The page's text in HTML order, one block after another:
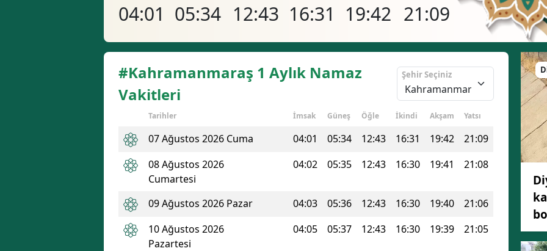
04:01 05:34 12:43 16:31 19:42 21:09
#Kahramanmaraş 1 Aylık Namaz
Vakitleri
Şehir Seçiniz
Tarihler İmsak Güneş Öğle İkindi Akşam Yatsı
07 Ağustos 2026 Cuma 04:01 05:34 12:43 16:31 19:42
21:09
08 Ağustos 2026
Cumartesi
04:02 05:35 12:43 16:30 19:41 21:08
09 Ağustos 2026 Pazar 04:03 05:36 12:43 16:30 19:40
21:06
10 Ağustos 2026
Pazartesi
04:05 05:37 12:43 16:30 19:39 21:05